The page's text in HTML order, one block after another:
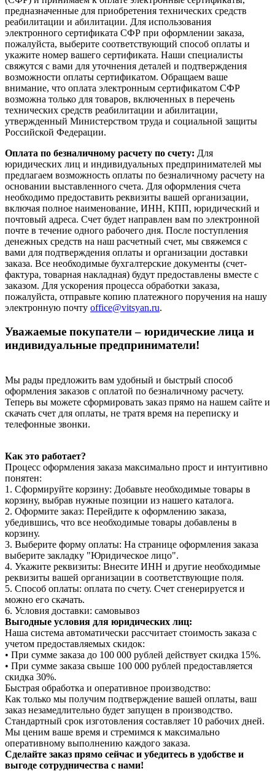
предназначенные для приобретения технических средств
реабилитации и абилитации. Для использования
электронного сертификата СФР при оформлении заказа,
пожалуйста, выберите соответствующий способ оплаты и
укажите номер вашего сертификата. Наши специалисты
свяжутся с вами для уточнения деталей и подтверждения
возможности оплаты сертификатом. Обращаем ваше
внимание, что оплата электронным сертификатом СФР
возможна только для товаров, включенных в перечень
технических средств реабилитации и абилитации,
утвержденный Министерством труда и социальной защиты
Российской Федерации.
Оплата по безналичному расчету по счету: Для
юридических лиц и индивидуальных предпринимателей мы
предлагаем возможность оплаты по безналичному расчету на
основании выставленного счета. Для оформления счета
необходимо предоставить реквизиты вашей организации,
включая полное наименование, ИНН, КПП, юридический и
почтовый адреса. Счет будет направлен вам по электронной
почте в течение одного рабочего дня. После поступления
денежных средств на наш расчетный счет, мы свяжемся с
вами для подтверждения оплаты и организации доставки
заказа. Все необходимые бухгалтерские документы (счет-
фактура, товарная накладная) будут предоставлены вместе с
заказом. Для ускорения процесса обработки заказа,
пожалуйста, отправьте копию платежного поручения на нашу
электронную почту office@vitsyan.ru.
Уважаемые покупатели – юридические лица и
индивидуальные предприниматели!
Мы рады предложить вам удобный и быстрый способ
оформления заказов с оплатой по безналичному расчету.
Теперь вы можете сформировать заказ прямо на нашем сайте и
скачать счет для оплаты, не тратя время на переписку и
телефонные звонки.
Как это работает?
Процесс оформления заказа максимально прост и интуитивно
понятен:
1. Сформируйте корзину: Добавьте необходимые товары в
корзину, выбрав нужные позиции из нашего каталога.
2. Оформите заказ: Перейдите к оформлению заказа,
убедившись, что все необходимые товары добавлены в
корзину.
3. Выберите форму оплаты: На странице оформления заказа
выберите закладку "Юридическое лицо".
4. Укажите реквизиты: Внесите ИНН и другие необходимые
реквизиты вашей организации в соответствующие поля.
5. Способ оплаты: оплата по счету. Счет сгенерируется и
можно его скачать.
6. Условия доставки: самовывоз
Выгодные условия для юридических лиц:
Наша система автоматически рассчитает стоимость заказа с
учетом предоставляемых скидок:
• При сумме заказа до 100 000 рублей действует скидка 15%.
• При сумме заказа свыше 100 000 рублей предоставляется
скидка 30%.
Быстрая обработка и оперативное производство:
Как только мы получим подтверждение вашей оплаты, ваш
заказ незамедлительно будет запущен в производство.
Стандартный срок изготовления составляет 10 рабочих дней.
Мы ценим ваше время и стремимся к максимально
оперативному выполнению каждого заказа.
Сделайте заказ прямо сейчас и убедитесь в удобстве и
выгоде сотрудничества с нами!